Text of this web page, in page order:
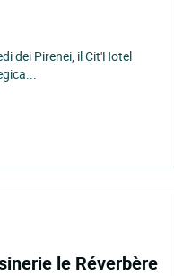
dei Pirenei, il Cit'Hotel
le Réverbère